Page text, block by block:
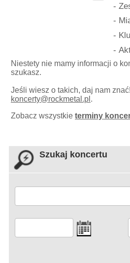
-
-
-
-
Niestety nie mamy informacji o
szukasz.
Jeśli wiesz o takich, daj nam
koncerty@rockmetal.pl .
Zobacz wszystkieterminy
Szukaj koncertu